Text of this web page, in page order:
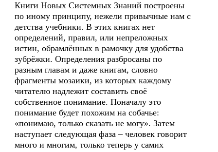
Книги Новых Системных Знаний построены
по иному принципу, нежели привычные нам с
детства учебники. В этих книгах нет
определений, правил, или непреложных
истин, обрамлённых в рамочку для удобства
зубрёжки. Определения разбросаны по
разным главам и даже книгам, словно
фрагменты мозаики, из которых каждому
читателю надлежит составить своё
собственное понимание. Поначалу это
понимание будет похожим на собачье:
«понимаю, только сказать не могу». Затем
наступает следующая фаза – человек говорит
много и многим, только теперь у самих